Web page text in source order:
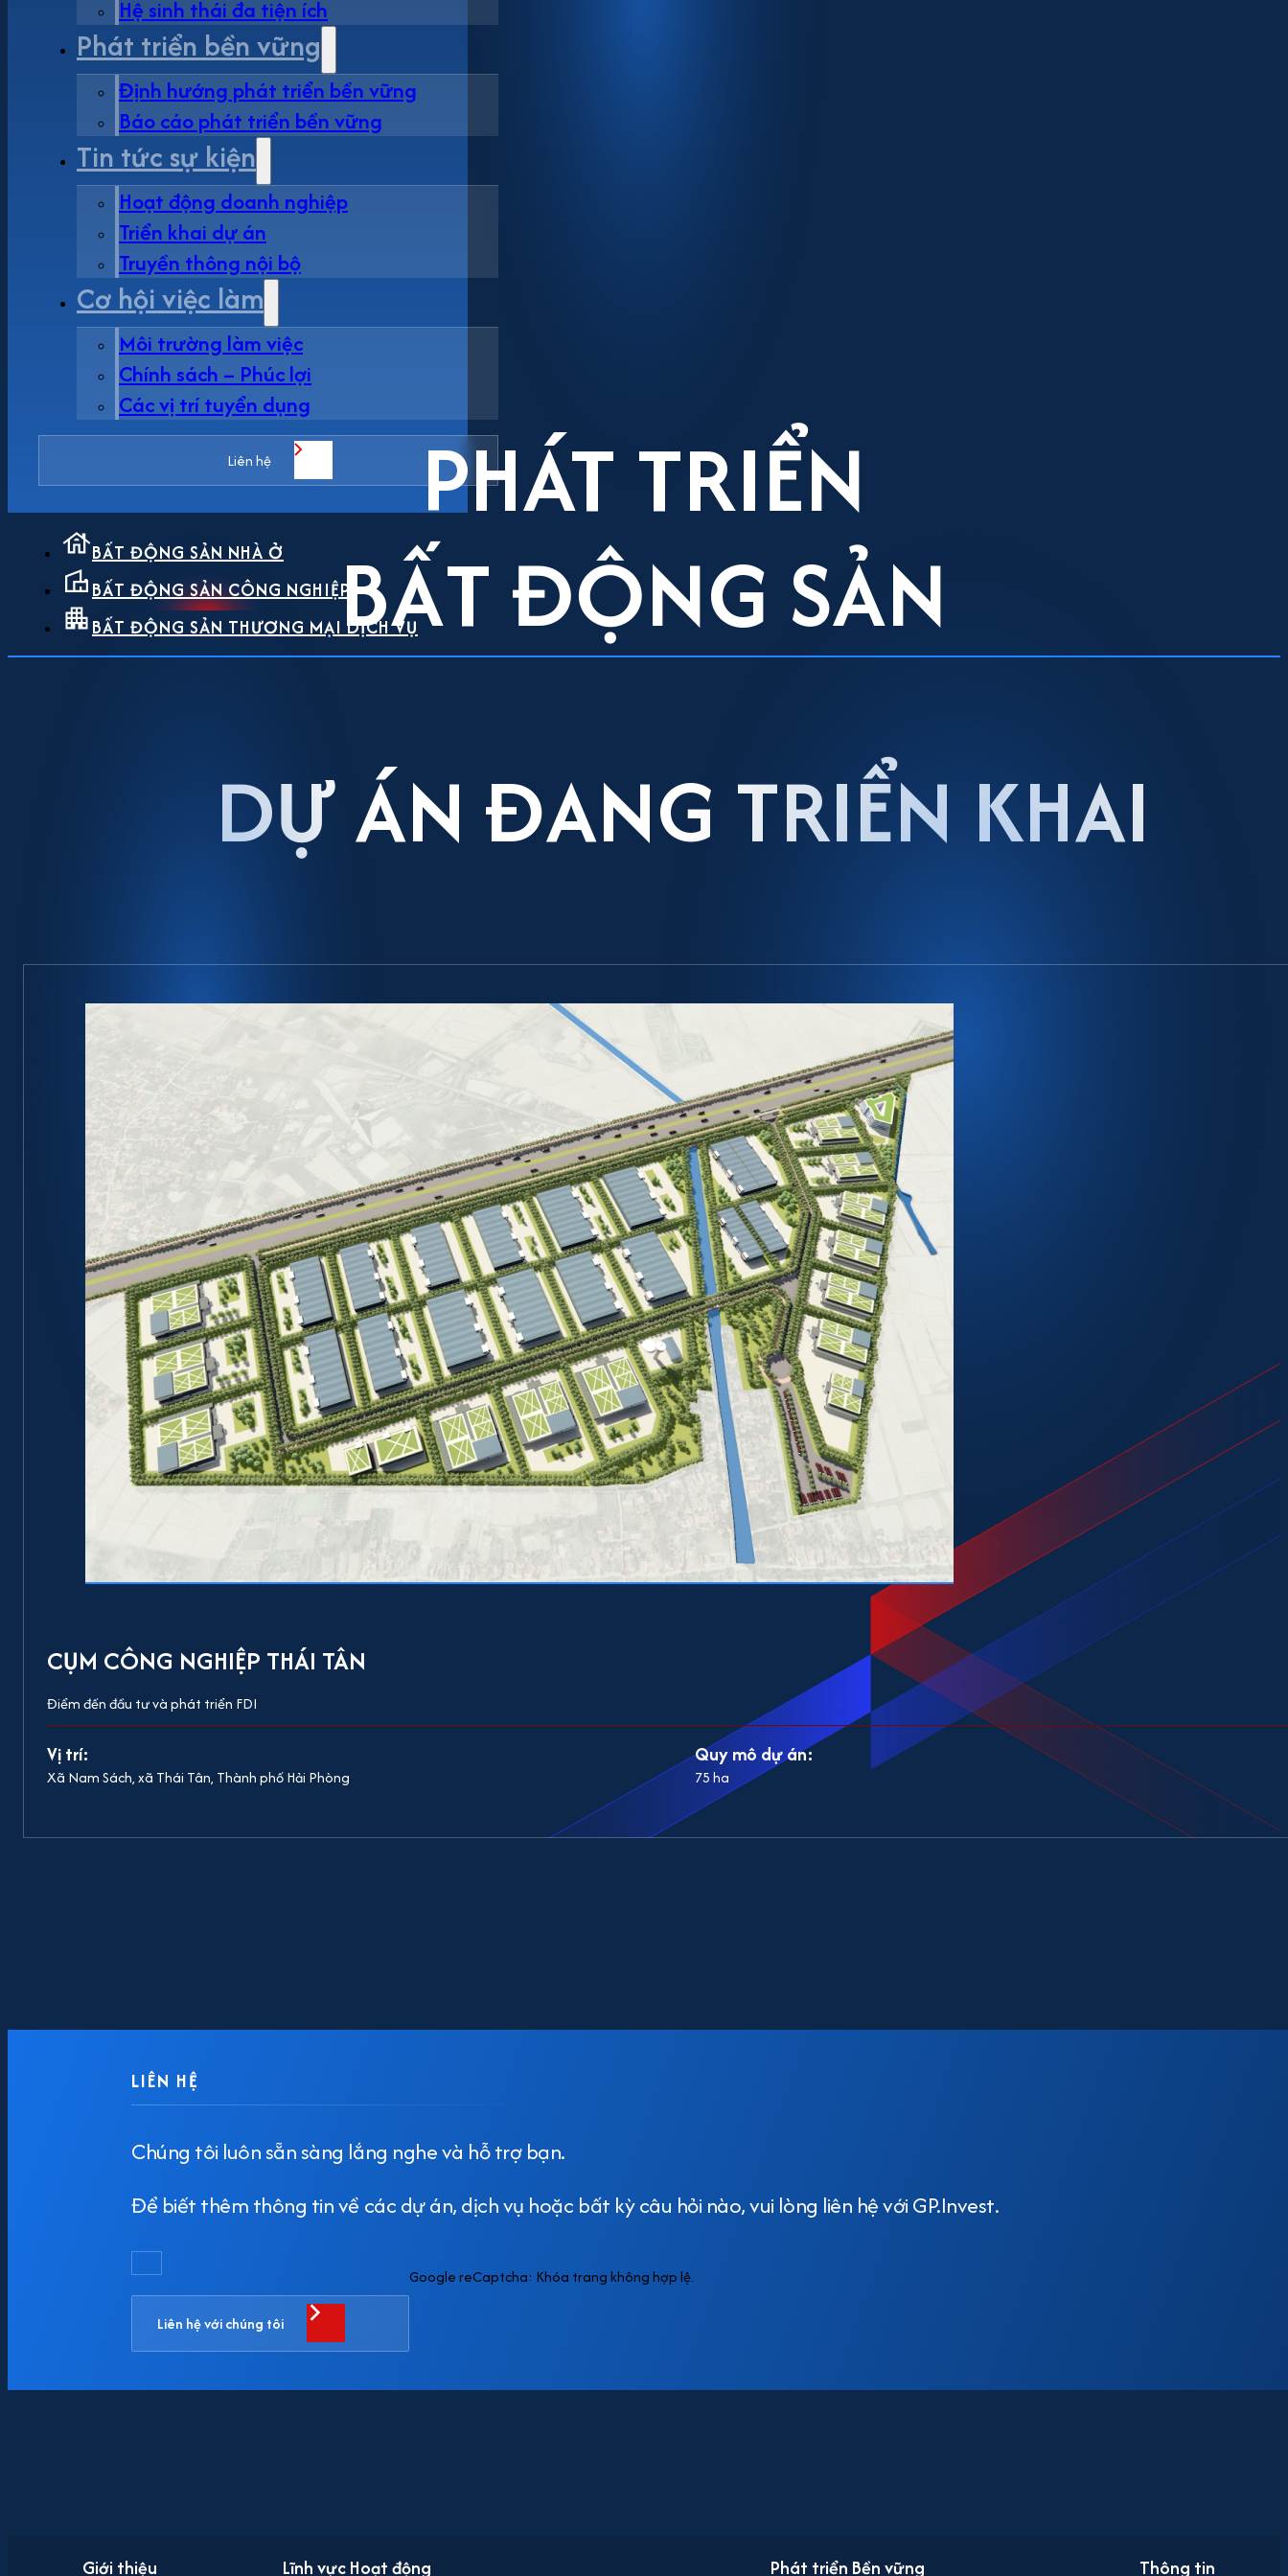
Hệ sinh thái đa tiện ích
Phát triển bền vững
Định hướng phát triển bền vững
Báo cáo phát triển bền vững
Tin tức sự kiện
Hoạt động doanh nghiệp
Triển khai dự án
Truyền thông nội bộ
Cơ hội việc làm
Môi trường làm việc
Chính sách – Phúc lợi
Các vị trí tuyển dụng
Liên hệ
PHÁT TRIỂN
BẤT ĐỘNG SẢN
BẤT ĐỘNG SẢN NHÀ Ở
BẤT ĐỘNG SẢN CÔNG NGHIỆP
BẤT ĐỘNG SẢN THƯƠNG MẠI DỊCH VỤ
DỰ ÁN ĐANG TRIỂN KHAI
CỤM CÔNG NGHIỆP THÁI TÂN
Điểm đến đầu tư và phát triển FDI
Vị trí:
Xã Nam Sách, xã Thái Tân, Thành phố Hải Phòng
Quy mô dự án:
75 ha
LIÊN HỆ
Chúng tôi luôn sẵn sàng lắng nghe và hỗ trợ bạn.
Để biết thêm thông tin về các dự án, dịch vụ hoặc bất kỳ câu hỏi nào, vui lòng liên hệ với GP.Invest.
Liên hệ với chúng tôi
Google reCaptcha: Khóa trang không hợp lệ.
Giới thiệu Lĩnh vực Hoạt động Phát triển Bền vững Thông tin